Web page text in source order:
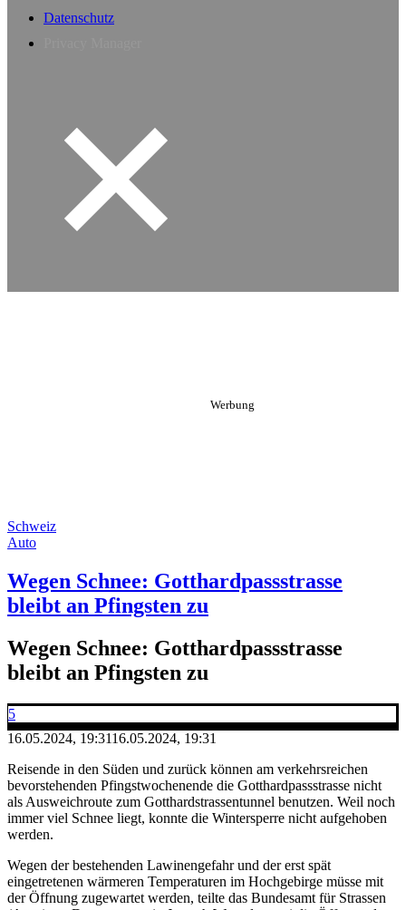
Datenschutz
Schweiz
Auto
Wegen Schnee: Gotthardpassstrasse
bleibt an Pfingsten zu
Wegen Schnee: Gotthardpassstrasse
bleibt an Pfingsten zu
5
16.05.2024, 19:3116.05.2024, 19:31
Reisende in den Süden und zurück können am verkehrsreichen
bevorstehenden Pfingstwochenende die Gotthardpassstrasse nicht
als Ausweichroute zum Gotthardstrassentunnel benutzen. Weil noch
immer viel Schnee liegt, konnte die Wintersperre nicht aufgehoben
werden.
Wegen der bestehenden Lawinengefahr und der erst spät
eingetretenen wärmeren Temperaturen im Hochgebirge müsse mit
der Öffnung zugewartet werden, teilte das Bundesamt für Strassen